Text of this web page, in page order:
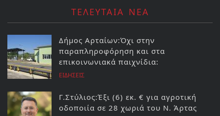
ΤΕΛΕΥΤΑΙΑ ΝΕΑ
Δήμος Αρταίων:Όχι στην
παραπληροφόρηση και στα
επικοινωνιακά παιχνίδια:
ΕΙΔΗΣΕΙΣ
Γ.Στύλιος:Έξι (6) εκ. € για αγροτική
οδοποιία σε 28 χωριά του Ν. Άρτας